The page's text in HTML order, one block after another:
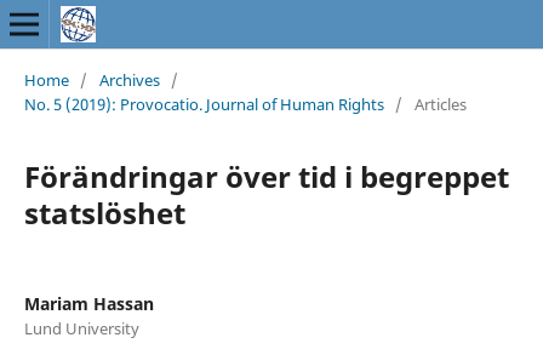
Home / Archives /
No. 5 (2019): Provocatio. Journal of Human Rights / Articles
Förändringar över tid i begreppet
statslöshet
Mariam Hassan
Lund University